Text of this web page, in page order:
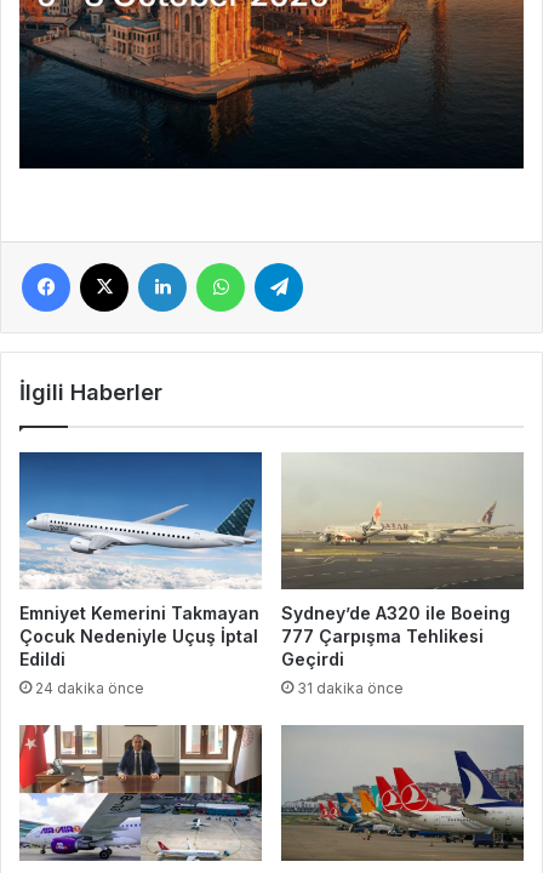
Facebook LinkedIn WhatsApp
İlgili Haberler
Emniyet Kemerini Takmayan
Çocuk Nedeniyle Uçuş İptal
Edildi
24 dakika önce
Sydney’de A320 ile Boeing
777 Çarpışma Tehlikesi
Geçirdi
31 dakika önce